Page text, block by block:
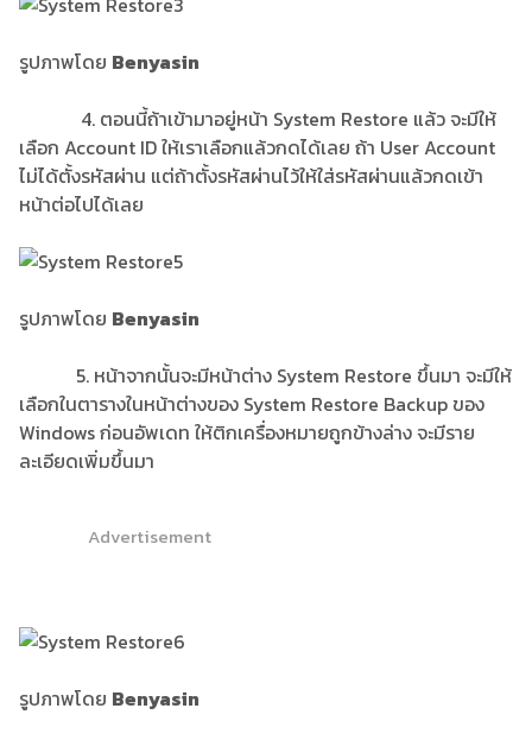
รูปภาพโดย Benyasin
4. ตอนนี้ถ้าเข้ามาอยู่หน้า System Restore แล้ว จะมีให้
เลือก Account ID ให้เราเลือกแล้วกดได้เลย ถ้า User Account
ไม่ได้ตั้งรหัสผ่าน แต่ถ้าตั้งรหัสผ่านไว้ให้ใส่รหัสผ่านแล้วกดเข้า
หน้าต่อไปได้เลย
รูปภาพโดย Benyasin
5. หน้าจากนั้นจะมีหน้าต่าง System Restore ขึ้นมา จะมีให้
เลือกในตารางในหน้าต่างของ System Restore Backup ของ
Windows ก่อนอัพเดท ให้ติกเครื่องหมายถูกข้างล่าง จะมีราย
ละเอียดเพิ่มขึ้นมา
Advertisement
รูปภาพโดย Benyasin